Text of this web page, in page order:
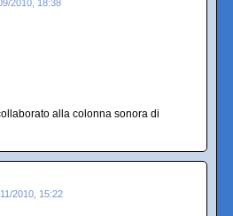
2010, 18:38
alla colonna sonora di
2010, 15:22